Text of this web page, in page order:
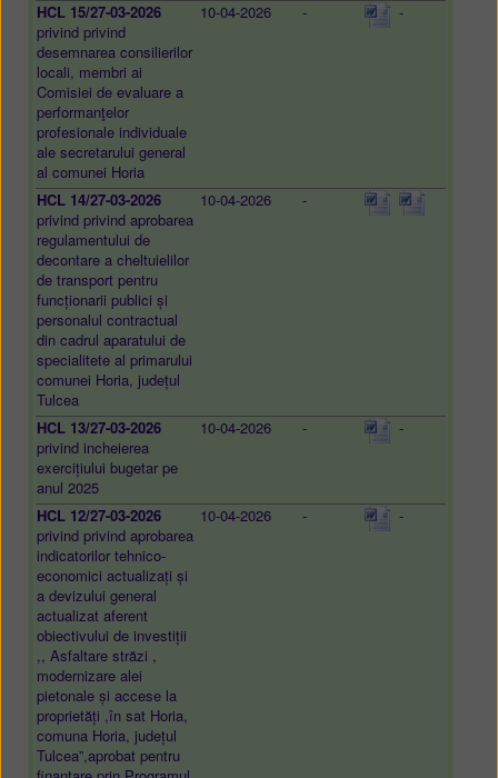
HCL 15/27-03-2026
privind privind
desemnarea consilierilor
locali, membri ai
Comisiei de evaluare a
performanţelor
profesionale individuale
ale secretarului general
al comunei Horia
10-04-2026 - -
HCL 14/27-03-2026
privind privind aprobarea
regulamentului de
decontare a cheltuielilor
de transport pentru
funcționarii publici și
personalul contractual
din cadrul aparatului de
specialitete al primarului
comunei Horia, județul
Tulcea
10-04-2026 -
HCL 13/27-03-2026
privind incheierea
exercițiului bugetar pe
anul 2025
10-04-2026 - -
HCL 12/27-03-2026
privind privind aprobarea
indicatorilor tehnico-
economici actualizați și
a devizului general
actualizat aferent
obiectivului de investiții
,, Asfaltare străzi ,
modernizare alei
pietonale și accese la
proprietăți ,în sat Horia,
comuna Horia, județul
Tulcea”,aprobat pentru
10-04-2026 - -